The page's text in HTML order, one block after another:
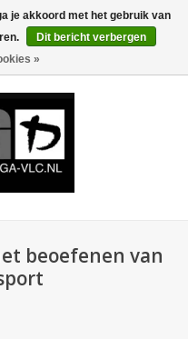
0 Artikelen - €0,00
beoefenen van
je akkoord met het gebruik van
Dit bericht verbergen
»